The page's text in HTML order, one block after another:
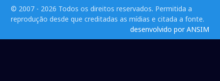
© 2007 - 2026 Todos os direitos reservados. Permitida a
reprodução desde que creditadas as mídias e citada a fonte.
desenvolvido por ANSIM